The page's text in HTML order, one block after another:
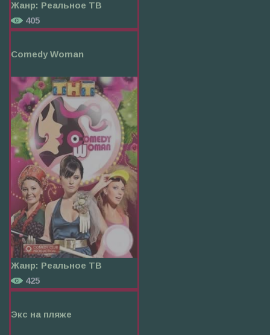
Жанр: Реальное ТВ
405
Comedy Woman
Жанр: Реальное ТВ
425
Экс на пляже